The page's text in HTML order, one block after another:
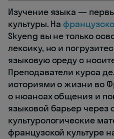
Изучение языка —
культуры. На
Skyeng вы не только
лексику, но и
языковую среду с
Преподаватели курса
историями о жизни во
о нюансах общения и
языковой барьер через
культурологические
французской культуре